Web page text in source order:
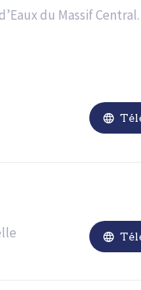
du Massif Central.

